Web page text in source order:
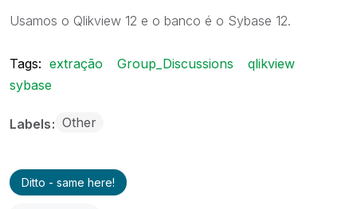
Usamos o Qlikview 12 e o banco é o Sybase 12.
Tags: extração Group_Discussions
qlikview
sybase
Labels Other
Ditto - same here!